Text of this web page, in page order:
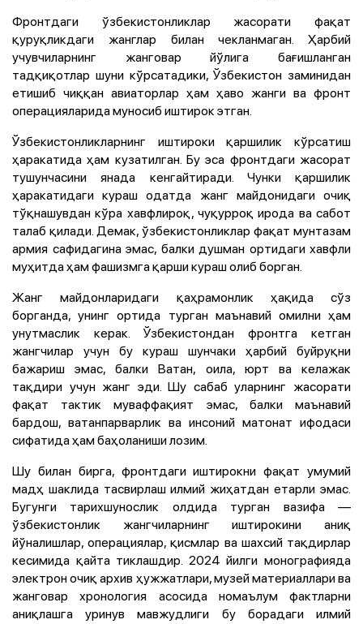
Фронтдаги ўзбекистонликлар жасорати фақат
қуруқликдаги жанглар билан чекланмаган. Ҳарбий
учувчиларнинг жанговар йўлига бағишланган
тадқиқотлар шуни кўрсатадики, Ўзбекистон заминидан
етишиб чиққан авиаторлар ҳам ҳаво жанги ва фронт
операцияларида муносиб иштирок этган.
Ўзбекистонликларнинг иштироки қаршилик кўрсатиш
ҳаракатида ҳам кузатилган. Бу эса фронтдаги жасорат
тушунчасини янада кенгайтиради. Чунки қаршилик
ҳаракатидаги кураш одатда жанг майдонидаги очиқ
тўқнашувдан кўра хавфлироқ, чуқурроқ ирода ва сабот
талаб қилади. Демак, ўзбекистонликлар фақат мунтазам
армия сафидагина эмас, балки душман ортидаги хавфли
муҳитда ҳам фашизмга қарши кураш олиб борган.
Жанг майдонларидаги қаҳрамонлик ҳақида сўз
борганда, унинг ортида турган маънавий омилни ҳам
унутмаслик керак. Ўзбекистондан фронтга кетган
жангчилар учун бу кураш шунчаки ҳарбий буйруқни
бажариш эмас, балки Ватан, оила, юрт ва келажак
тақдири учун жанг эди. Шу сабаб уларнинг жасорати
фақат тактик муваффақият эмас, балки маънавий
бардош, ватанпарварлик ва инсоний матонат ифодаси
сифатида ҳам баҳоланиши лозим.
Шу билан бирга, фронтдаги иштирокни фақат умумий
мадҳ шаклида тасвирлаш илмий жиҳатдан етарли эмас.
Бугунги тарихшунослик олдида турган вазифа —
ўзбекистонлик жангчиларнинг иштирокини аниқ
йўналишлар, операциялар, қисмлар ва шахсий тақдирлар
кесимида қайта тиклашдир. 2024 йилги монографияда
электрон очиқ архив ҳужжатлари, музей материаллари ва
жанговар хронология асосида номаълум фактларни
аниқлашга уринув мавжудлиги бу борадаги илмий